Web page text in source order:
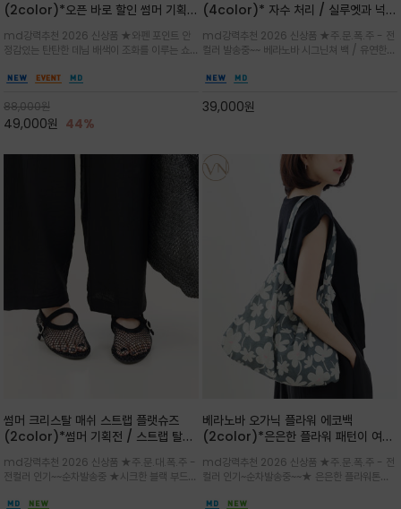
(2color)*오픈 바로 할인 썸머 기획
말 모임룩, 여행룩까지 ~
md강력추천 2026 신상품 ★와펜 포인트 안
정감있는 탄탄한 데님 배색이 조화를 이루는 쇼
클래식한 네이비·아이보리 스트라이프와 산뜻한
88,000원
49,000원 44%
(4color)* 자수 처리 / 실루엣과 넉넉
셜 숄더백
md강력추천 2026 신상품 ★주.문.폭.주 - 전
컬러 발송중~~ 베라노바 시그닌쳐 백 / 유연한
설계로 어깨의 피로도를 낮춰 편안한 착용/가볍
리 숄더백
39,000원
썸머 크리스탈 매쉬 스트랩 플랫슈즈
(2color)*썸머 기획전 / 스트랩 탈착
세한 메쉬 짜임 위로 은은하게 반짝이는
크리스탈 디테일을 더한 플랫슈즈
md강력추천 2026 신상품 ★주.문.대.폭.주 -
전컬러 인기~~순차발송중 ★시크한 블랙 부드러
하게 좋으며 가볍고 시원해 데일리 만능 아이템 /
베라노바 오가닉 플라워 에코백
(2color)*은은한 플라워 패턴이 여름
코백
md강력추천 2026 신상품 ★주.문.폭.주 - 전
컬러 인기~순차발송중~~★ 은은한 플라워톤이
고급스럽게 내추럴한 감성의 천연 오가닉 코튼소